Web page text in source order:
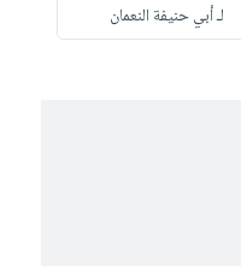
لـ أبي حنيفة النعمان